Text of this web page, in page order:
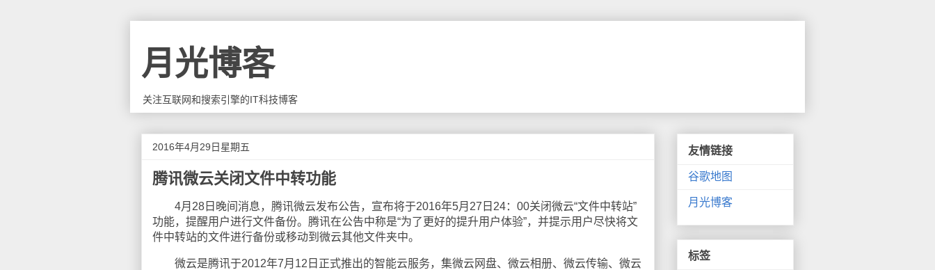
月光博客
关注互联网和搜索引擎的IT科技博客
2016年4月29日星期五
腾讯微云关闭文件中转功能
4月28日晚间消息，腾讯微云发布公告，宣布将于2016年5月27日24：00关闭微云“文件中转站”
功能，提醒用户进行文件备份。腾讯在公告中称是“为了更好的提升用户体验”，并提示用户尽快将文
件中转站的文件进行备份或移动到微云其他文件夹中。
微云是腾讯于2012年7月12日正式推出的智能云服务，集微云网盘、微云相册、微云传输、微云
友情链接
谷歌地图
月光博客
标签